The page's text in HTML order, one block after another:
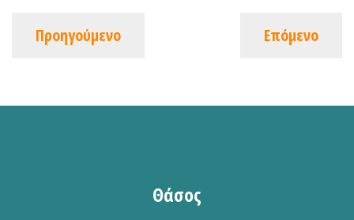
Προηγούμενο Επόμενο
Θάσος